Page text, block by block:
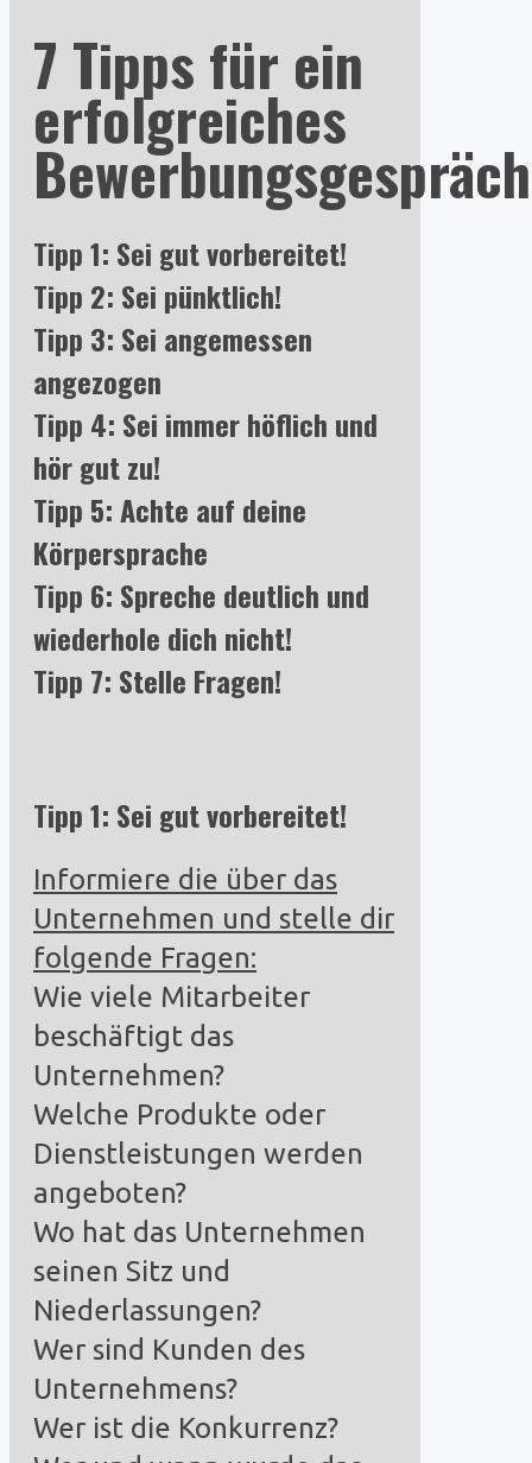
7 Tipps für ein
erfolgreiches
Bewerbungsgespräch
Tipp 1: Sei gut vorbereitet!
Tipp 2: Sei pünktlich!
Tipp 3: Sei angemessen
angezogen
Tipp 4: Sei immer höflich und
hör gut zu!
Tipp 5: Achte auf deine
Körpersprache
Tipp 6: Spreche deutlich und
wiederhole dich nicht!
Tipp 7: Stelle Fragen!
Tipp 1: Sei gut vorbereitet!
Informiere die über das
Unternehmen und stelle dir
folgende Fragen:
Wie viele Mitarbeiter
beschäftigt das
Unternehmen?
Welche Produkte oder
Dienstleistungen werden
angeboten?
Wo hat das Unternehmen
seinen Sitz und
Niederlassungen?
Wer sind Kunden des
Unternehmens?
Wer ist die Konkurrenz?